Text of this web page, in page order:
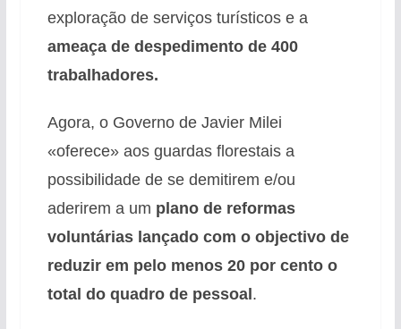
exploração de serviços turísticos e a
ameaça de despedimento de 400
trabalhadores.
Agora, o Governo de Javier Milei
«oferece» aos guardas florestais a
possibilidade de se demitirem e/ou
aderirem a um plano de reformas
voluntárias lançado com o objectivo de
reduzir em pelo menos 20 por cento o
total do quadro de pessoal .